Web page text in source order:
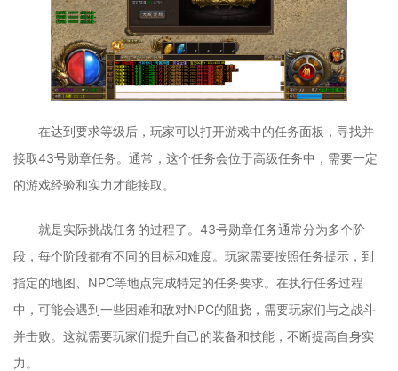
在达到要求等级后，玩家可以打开游戏中的任务面板，寻找并
接取43号勋章任务。通常，这个任务会位于高级任务中，需要一定
的游戏经验和实力才能接取。
就是实际挑战任务的过程了。43号勋章任务通常分为多个阶
段，每个阶段都有不同的目标和难度。玩家需要按照任务提示，到
指定的地图、NPC等地点完成特定的任务要求。在执行任务过程
中，可能会遇到一些困难和敌对NPC的阻挠，需要玩家们与之战斗
并击败。这就需要玩家们提升自己的装备和技能，不断提高自身实
力。